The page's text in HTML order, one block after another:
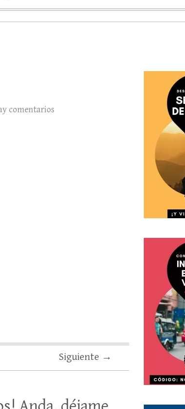
comentarios
Siguiente →